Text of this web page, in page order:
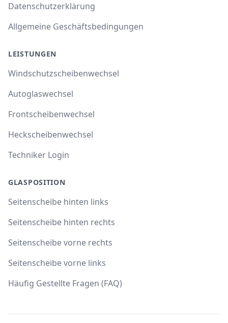
Datenschutzerklärung
Allgemeine Geschäftsbedingungen
LEISTUNGEN
Windschutzscheibenwechsel
Autoglaswechsel
Frontscheibenwechsel
Heckscheibenwechsel
Techniker Login
GLASPOSITION
Seitenscheibe hinten links
Seitenscheibe hinten rechts
Seitenscheibe vorne rechts
Seitenscheibe vorne links
Häufig Gestellte Fragen (FAQ)